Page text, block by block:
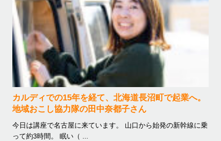
カルディでの15年を経て、北海道長沼町で起業へ。
地域おこし協力隊の田中奈都子さん
今日は講座で名古屋に来ています。 山口から始発の新幹線に乗
って約3時間。 眠い（ ...